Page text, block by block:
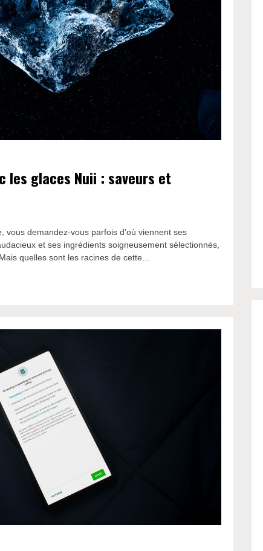
les glaces Nuii : saveurs et
vous demandez-vous parfois d’où viennent ses
et ses ingrédients soigneusement sélectionnés,
quelles sont les racines de cette...